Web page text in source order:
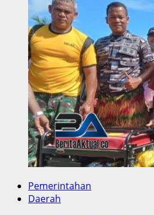
Muda
Raja
Ampat
Budayakan
Gotong
Royong,
Jaga
Toleransi
Dan
Hidup
Berdampingan
Pemerintahan
Daerah